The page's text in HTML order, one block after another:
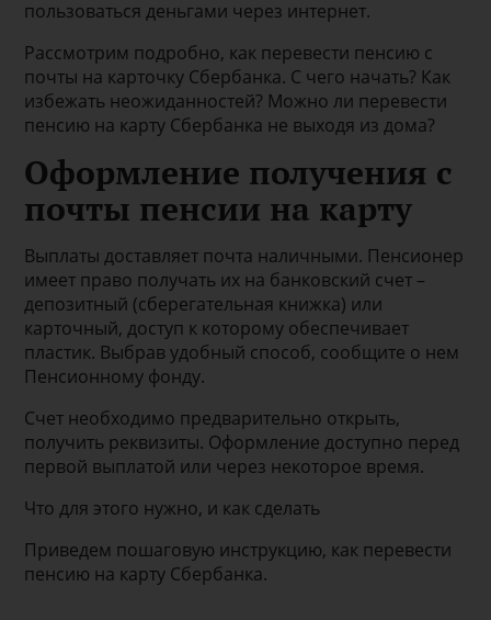
пользоваться деньгами через интернет.
Рассмотрим подробно, как перевести пенсию с
почты на карточку Сбербанка. С чего начать? Как
избежать неожиданностей? Можно ли перевести
пенсию на карту Сбербанка не выходя из дома?
Оформление получения с
почты пенсии на карту
Выплаты доставляет почта наличными. Пенсионер
имеет право получать их на банковский счет –
депозитный (сберегательная книжка) или
карточный, доступ к которому обеспечивает
пластик. Выбрав удобный способ, сообщите о нем
Пенсионному фонду.
Счет необходимо предварительно открыть,
получить реквизиты. Оформление доступно перед
первой выплатой или через некоторое время.
Что для этого нужно, и как сделать
Приведем пошаговую инструкцию, как перевести
пенсию на карту Сбербанка.